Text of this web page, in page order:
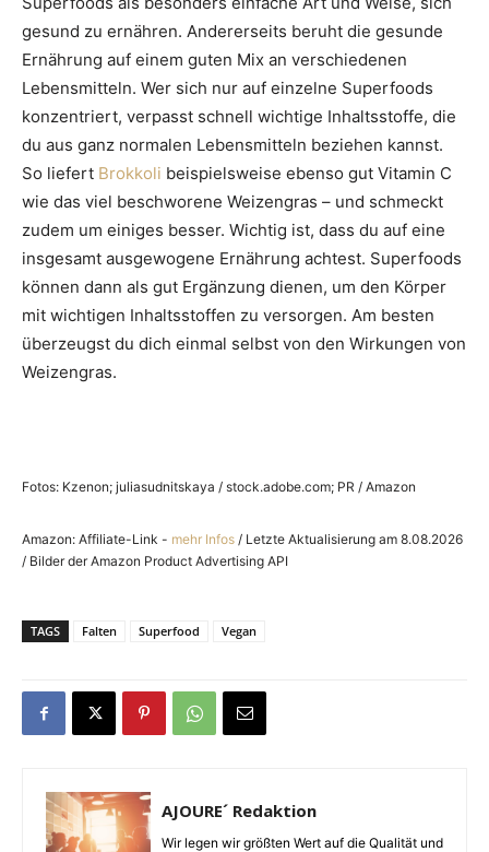
gesund zu ernähren. Andererseits beruht die gesunde
Ernährung auf einem guten Mix an verschiedenen
Lebensmitteln. Wer sich nur auf einzelne Superfoods
konzentriert, verpasst schnell wichtige Inhaltsstoffe, die
du aus ganz normalen Lebensmitteln beziehen kannst.
So liefert Brokkoli beispielsweise ebenso gut Vitamin C
wie das viel beschworene Weizengras – und schmeckt
zudem um einiges besser. Wichtig ist, dass du auf eine
insgesamt ausgewogene Ernährung achtest. Superfoods
können dann als gut Ergänzung dienen, um den Körper
mit wichtigen Inhaltsstoffen zu versorgen. Am besten
überzeugst du dich einmal selbst von den Wirkungen von
Weizengras.
Fotos: Kzenon; juliasudnitskaya / stock.adobe.com; PR / Amazon
Amazon: Affiliate-Link - mehr Infos / Letzte Aktualisierung am 8.08.2026
/ Bilder der Amazon Product Advertising API
TAGS Falten Superfood Vegan
AJOURE´ Redaktion
Wir legen wir größten Wert auf die Qualität und